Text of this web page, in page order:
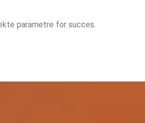
parametre for succes.